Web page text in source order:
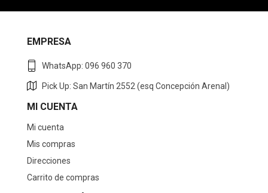
EMPRESA
WhatsApp: 096 960 370
Pick Up: San Martín 2552 (esq Concepción Arenal)
MI CUENTA
Mi cuenta
Mis compras
Direcciones
Carrito de compras